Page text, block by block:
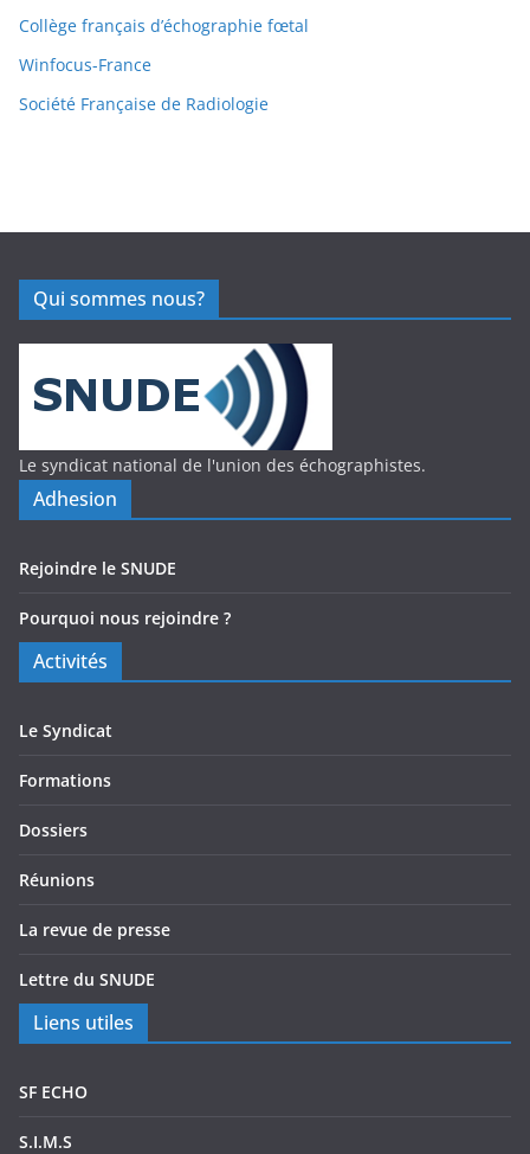
Collège français d’échographie fœtal
Winfocus-France
Société Française de Radiologie
Qui sommes nous?
Le syndicat national de l'union des échographistes.
Adhesion
Rejoindre le SNUDE
Pourquoi nous rejoindre ?
Activités
Le Syndicat
Formations
Dossiers
Réunions
La revue de presse
Lettre du SNUDE
Liens utiles
SF ECHO
S.I.M.S